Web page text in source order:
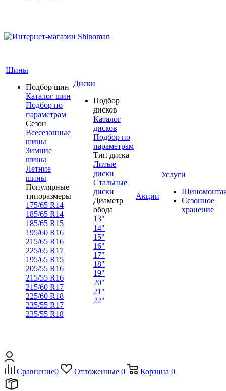
Шины
Подбор шин
Каталог шин
Подбор по
параметрам
Сезон
Всесезонные
шины
Зимние
шины
Летние
шины
Популярные
типоразмеры
175/65 R14
185/65 R14
185/65 R15
195/60 R16
215/65 R16
225/65 R17
195/65 R15
205/55 R16
215/55 R16
215/60 R17
225/60 R18
235/55 R17
235/55 R18
Диски
Подбор
дисков
Каталог
дисков
Подбор по
параметрам
Тип диска
Литые
диски
Стальные
диски
Диаметр
обода
13"
14"
15"
16"
17"
18"
19"
20"
21"
22"
Акции
Услуги
Сезонное
хранение
Сравнение0 Отложенные 0 Корзина 0